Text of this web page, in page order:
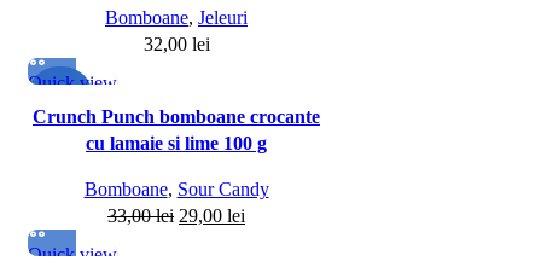
Bomboane, Jeleuri
32,00 lei
Quick view
Crunch Punch bomboane crocante
cu lamaie si lime 100 g
Bomboane, Sour Candy
33,00lei 29,00 lei
Quick view